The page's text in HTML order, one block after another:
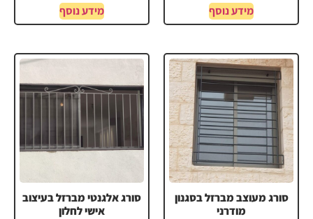
מידע נוסף מידע נוסף
סורג מעוצב מברזל בסגנון
מודרני
סורג אלגנטי מברזל בעיצוב
אישי לחלון